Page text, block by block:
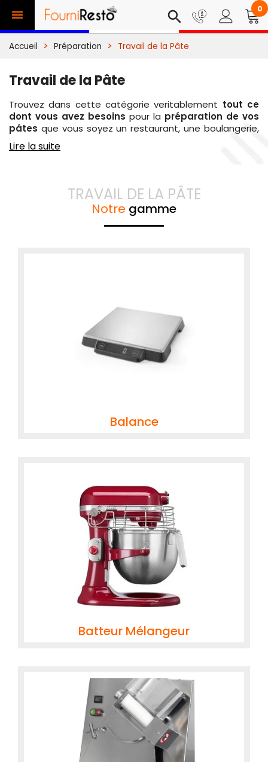
 search 0
Accueil Préparation Travail de la Pâte
Travail de la Pâte
Trouvez dans cette catégorie veritablement tout ce
dont vous avez besoins pour la préparation de vos
pâtes que vous soyez un restaurant, une boulangerie,
un traiteur ou un snack. Des batteurs mélangeurs
auxpétrinsen passant par les machines à pâtes et
les plus efficaces et robustes du marché
Découvrez le produits qui optimisera votre temps
préparation et qui corresponda à vos besoins.
Lire la suite
TRAVAIL DE LA PÂTE
Notre gamme
Balance
Batteur Mélangeur